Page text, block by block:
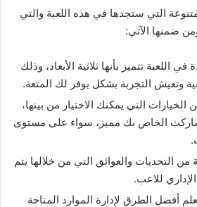
التي ستجدها في هذه اللعبة والتي
ضمنها الآتي:
اللعبة تتميز بأنها ثلاثية الأبعاد، وذلك
وتعيش التجربة بشكل يوفر لك المتعة.
الخيارات التي يمكنك الاختيار من بينها،
الخاص بك مميز، سواء على مستوى
التحديات والعوائق التي من خلالها يتم
للاعب.
أفضل الطرق لإدارة الموارد المتاحة